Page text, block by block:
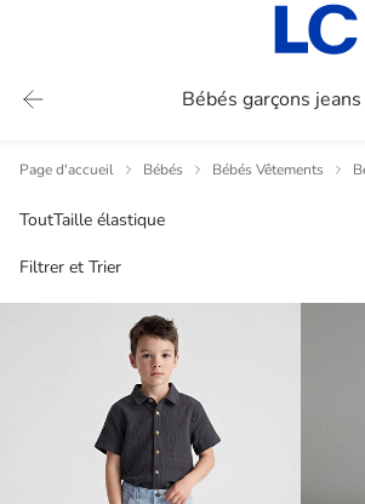
Bébés garçons jeans
Page d'accueil Bébés Bébés Vêtements
ToutTaille élastique
Filtrer et Trier